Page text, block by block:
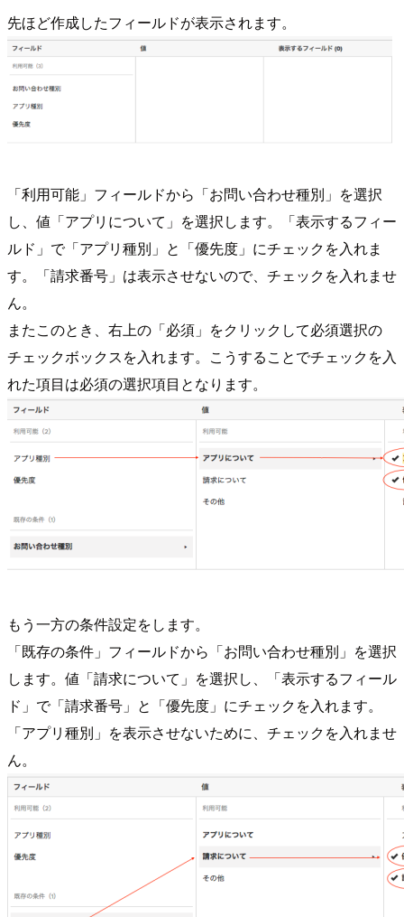
先ほど作成したフィールドが表示されます。
「利用可能」フィールドから「お問い合わせ種別」を選択
し、値「アプリについて」を選択します。「表示するフィー
ルド」で「アプリ種別」と「優先度」にチェックを入れま
す。「請求番号」は表示させないので、チェックを入れませ
ん。
またこのとき、右上の「必須」をクリックして必須選択の
チェックボックスを入れます。こうすることでチェックを入
れた項目は必須の選択項目となります。
もう一方の条件設定をします。
「既存の条件」フィールドから「お問い合わせ種別」を選択
します。値「請求について」を選択し、「表示するフィール
ド」で「請求番号」と「優先度」にチェックを入れます。
「アプリ種別」を表示させないために、チェックを入れませ
ん。